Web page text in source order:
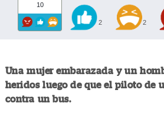
10
2 2
Una mujer embarazada y un
heridos luego de que el piloto de
contra un bus.